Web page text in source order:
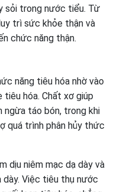
sỏi trong nước tiểu. Từ
trì sức khỏe thận và
chức năng thận.
năng tiêu hóa nhờ vào
hóa. Chất xơ giúp
ngừa táo bón, trong khi
quá trình phân hủy thức
dịu niêm mạc dạ dày và
dày. Việc tiêu thụ nước